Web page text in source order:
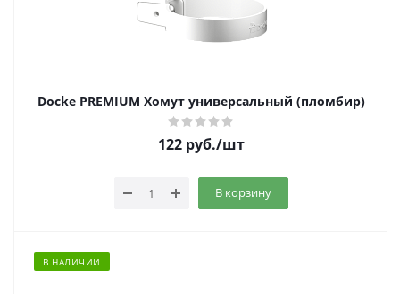
Docke PREMIUM Хомут универсальный (пломбир)
122руб./шт
В корзину
В НАЛИЧИИ